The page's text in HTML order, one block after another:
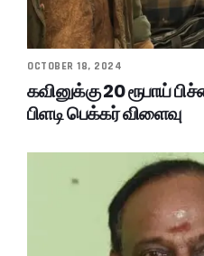
OCTOBER 18, 2024
கவினுக்கு 20 ரூபாய்
பிளடி பெக்கர் விளைவு